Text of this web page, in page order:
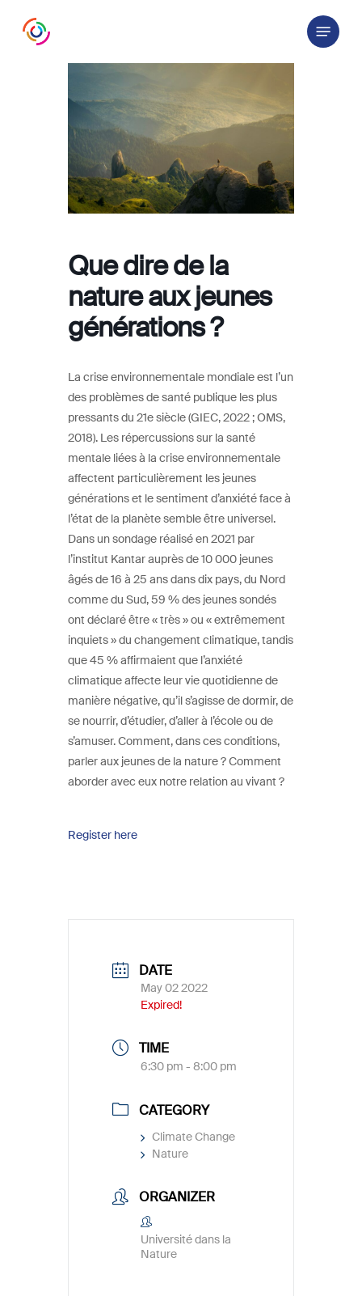
Menu
Que dire de la
nature aux jeunes
générations ?
La crise environnementale mondiale est l’un
des problèmes de santé publique les plus
pressants du 21e siècle (GIEC, 2022 ; OMS,
2018). Les répercussions sur la santé
mentale liées à la crise environnementale
affectent particulièrement les jeunes
générations et le sentiment d’anxiété face à
l’état de la planète semble être universel.
Dans un sondage réalisé en 2021 par
l’institut Kantar auprès de 10 000 jeunes
âgés de 16 à 25 ans dans dix pays, du Nord
comme du Sud, 59 % des jeunes sondés
ont déclaré être « très » ou « extrêmement
inquiets » du changement climatique, tandis
que 45 % affirmaient que l’anxiété
climatique affecte leur vie quotidienne de
manière négative, qu’il s’agisse de dormir, de
se nourrir, d’étudier, d’aller à l’école ou de
s’amuser. Comment, dans ces conditions,
parler aux jeunes de la nature ? Comment
aborder avec eux notre relation au vivant ?
Register here
DATE
May 02 2022
Expired!
TIME
6:30 pm - 8:00 pm
CATEGORY
Climate Change
Nature
ORGANIZER
Université dans la
Nature